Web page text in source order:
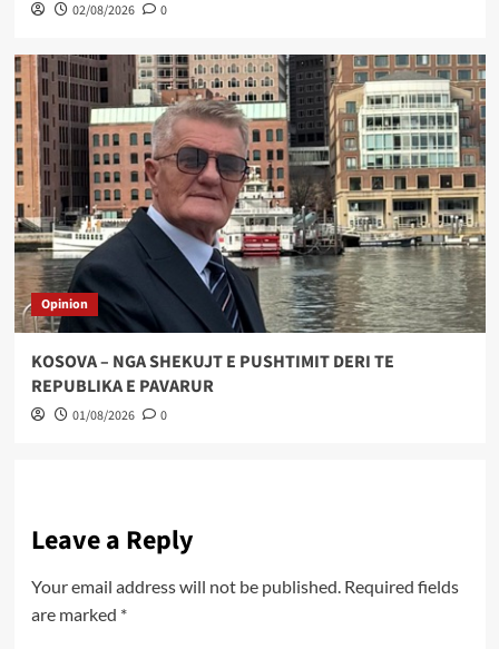
02/08/2026 0
Opinion
KOSOVA – NGA SHEKUJT E PUSHTIMIT DERI TE
REPUBLIKA E PAVARUR
01/08/2026 0
Leave a Reply
Your email address will not be published. Required fields
are marked *